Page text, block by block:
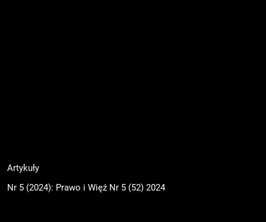
Artykuły
Nr 5 (2024): Prawo i Więź Nr 5 (52) 2024